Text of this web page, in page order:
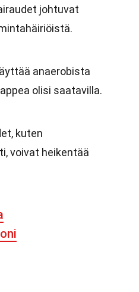
johtuvat
anaerobista
olisi saatavilla.
kuten
voivat heikentää